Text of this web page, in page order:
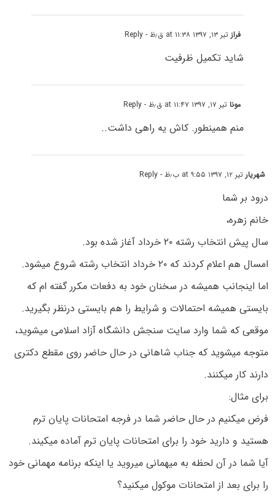
فرازتیر ۱۳, ۱۳۹۷ at ۱۱:۳۸ ق٫ظ - Reply
شاید تکمیل ظرفیت
موناتیر ۱۷, ۱۳۹۷ at ۱۱:۴۷ ق٫ظ - Reply
منم همینطور. کاش یه راهی داشت..
شهریارتیر ۱۲, ۱۳۹۷ at ۹:۵۵ ب٫ظ - Reply
درود بر شما
خانم زهره،
سال پیش انتخاب رشته ۲۰ خرداد آغاز شده بود.
امسال هم اعلام کردند که ۲۰ خرداد انتخاب رشته شروع میشود.
اما اینجانب همیشه در سخنان خود به دفعات مکرر گفته ام که
بایستی همیشه احتمالات و شرایط را هم بایستی درنظر بگیرید.
موقعی که شما وارد سایت سنجش دانشگاه آزاد اسلامی میشوید،
متوجه میشوید که جناب شاهانی در حال حاضر روی مقطع دکتری
دارند کار میکنند.
برای مثال:
فرض میکنیم در حال حاضر شما در فرجه امتحانات پایان ترم
هستید و دارید خود را برای امتحانات پایان ترم آماده میکیند.
آیا شما در آن لحظه به میهمانی میروید یا اینکه برنامه مهمانی خود
را برای بعد از امتحانات موکول میکنید؟